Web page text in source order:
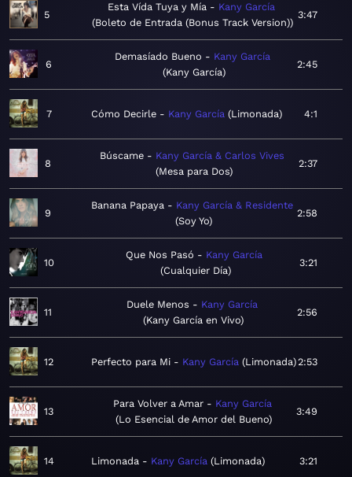
5
Esta Vída Tuya y Mía
Kany García
Boleto de Entrada (Bonus Track Version)
3:47
6
Demasíado Bueno
Kany García
Kany García
2:45
7 Cómo Decirle Kany García Limonada 4:1
8
Búscame
Kany García & Carlos Vives
Mesa para Dos
2:37
9
Banana Papaya
Kany García & Residente
Soy Yo
2:58
10
Que Nos Pasó
Kany García
Cualquier Día
3:21
11
Duele Menos
Kany García
Kany García en Vivo
2:56
12 Perfecto para Mi Kany García Limonada 2:53
13
Para Volver a Amar
Kany García
Lo Esencial de Amor del Bueno
3:49
14 Limonada Kany García Limonada 3:21